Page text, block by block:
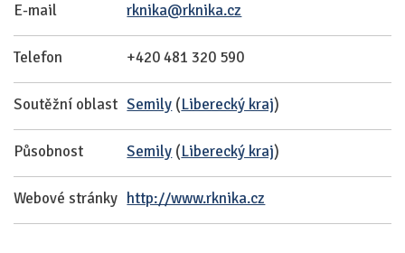
E-mail rknika@rknika.cz
Telefon +420 481 320 590
Soutěžní oblast Semily (Liberecký kraj)
Působnost Semily (Liberecký kraj)
Webové stránky http://www.rknika.cz